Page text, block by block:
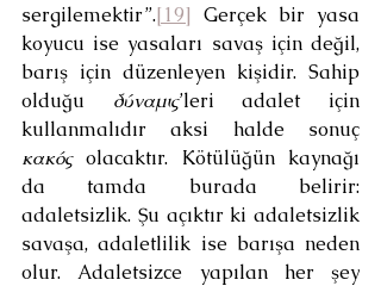
sergilemektir”.[19] Gerçek bir yasa
koyucu ise yasaları savaş için değil,
barış için düzenleyen kişidir. Sahip
olduğu δύναμις’leri adalet için
κακός olacaktır. Kötülüğün kaynağı
da tamda burada belirir:
adaletsizlik. Şu açıktır ki adaletsizlik
savaşa, adaletlilik ise barışa neden
olur. Adaletsizce yapılan her şey